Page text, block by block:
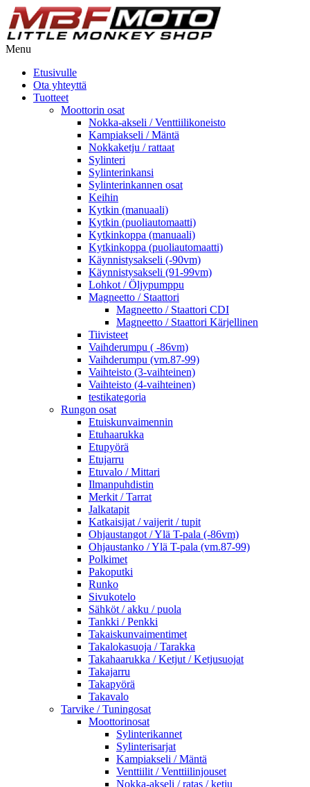
Menu
Etusivulle
Ota yhteyttä
Tuotteet
Moottorin osat
Nokka-akseli / Venttiilikoneisto
Kampiakseli / Mäntä
Nokkaketju / rattaat
Sylinteri
Sylinterinkansi
Sylinterinkannen osat
Keihin
Kytkin (manuaali)
Kytkin (puoliautomaatti)
Kytkinkoppa (manuaali)
Kytkinkoppa (puoliautomaatti)
Käynnistysakseli (-90vm)
Käynnistysakseli (91-99vm)
Lohkot / Öljypumppu
Magneetto / Staattori
Magneetto / Staattori CDI
Magneetto / Staattori Kärjellinen
Tiivisteet
Vaihderumpu ( -86vm)
Vaihderumpu (vm.87-99)
Vaihteisto (3-vaihteinen)
Vaihteisto (4-vaihteinen)
testikategoria
Rungon osat
Etuiskunvaimennin
Etuhaarukka
Etupyörä
Etujarru
Etuvalo / Mittari
Ilmanpuhdistin
Merkit / Tarrat
Jalkatapit
Katkaisijat / vaijerit / tupit
Ohjaustangot / Ylä T-pala (-86vm)
Ohjaustanko / Ylä T-pala (vm.87-99)
Polkimet
Pakoputki
Runko
Sivukotelo
Sähköt / akku / puola
Tankki / Penkki
Takaiskunvaimentimet
Takalokasuoja / Tarakka
Takahaarukka / Ketjut / Ketjusuojat
Takajarru
Takapyörä
Takavalo
Tarvike / Tuningosat
Moottorinosat
Sylinterikannet
Sylinterisarjat
Kampiakseli / Mäntä
Venttiilit / Venttiilinjouset
Nokka-akseli / ratas / ketju